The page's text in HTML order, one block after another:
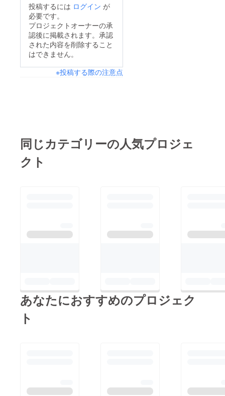
投稿するには ログイン が
必要です。
プロジェクトオーナーの承
認後に掲載されます。承認
された内容を削除すること
はできません。
※投稿する際の注意点
同じカテゴリーの人気プロジェ
クト
あなたにおすすめのプロジェク
ト